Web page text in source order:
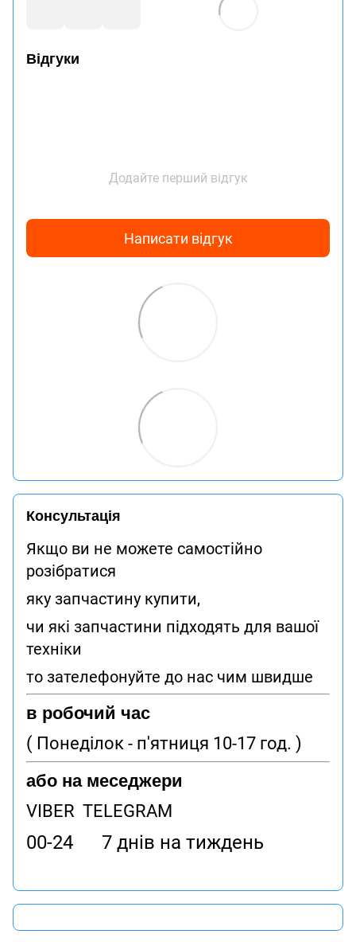
Відгуки
Додайте перший відгук
Написати відгук
Консультація
Якщо ви не можете самостійно
розібратися
яку запчастину купити,
чи які запчастини підходять для вашої
техніки
то зателефонуйте до нас чим швидше
в робочий час
( Понеділок - п'ятниця 10-17 год. )
або на меседжери
VIBER TELEGRAM
00-24 7 днів на тиждень